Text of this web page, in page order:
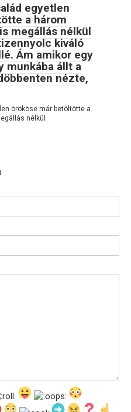
egyetlen
a három
megállás nélkül
kiváló
Ám amikor egy
munkába állt a
nézte,
örököse már betöltötte a
nélkül